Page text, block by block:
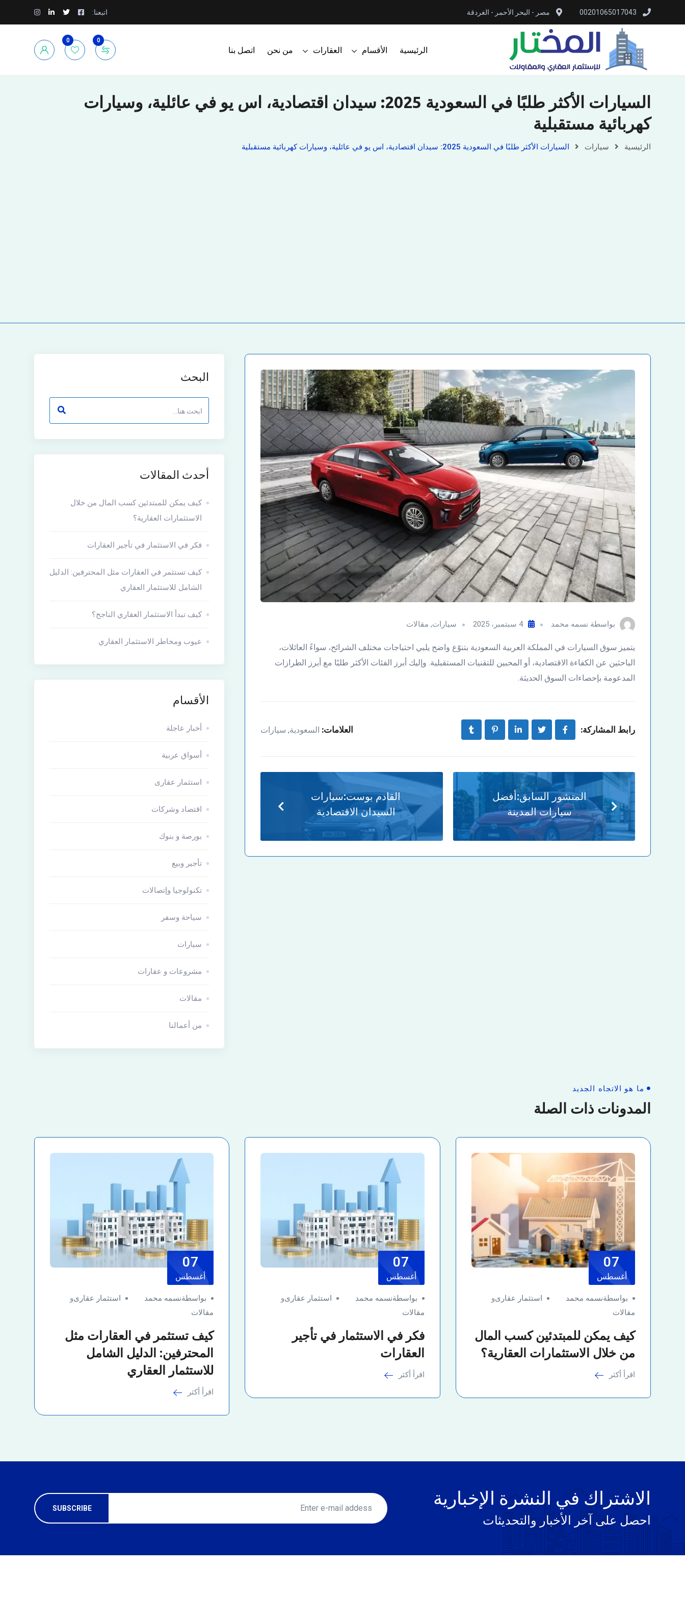
00201065017043 مصر - البحر الأحمر - الغردقة اتبعنا:
الرئيسية الأقسام العقارات من نحن اتصل بنا
0
0
السيارات الأكثر طلبًا في السعودية 2025: سيدان اقتصادية، اس يو في عائلية، وسيارات
كهربائية مستقبلية
الرئيسية سيارات السيارات الأكثر طلبًا في السعودية 2025: سيدان اقتصادية، اس يو في عائلية، وسيارات كهربائية مستقبلية
بواسطة نسمه محمد 4 سبتمبر، 2025 سيارات, مقالات
يتميز سوق السيارات في المملكة العربية السعودية بتنوّع واضح يلبي احتياجات مختلف الشرائح، سواءً العائلات،
الباحثين عن الكفاءة الاقتصادية، أو المحبين للتقنيات المستقبلية. وإليك أبرز الفئات الأكثر طلبًا مع أبرز الطرازات
المدعومة بإحصاءات السوق الحديثة.
رابط المشاركة: العلامات: السعودية, سيارات
المنشور السابق:أفضل
سيارات المدينة
القادم بوست:سيارات
السيدان الاقتصادية
البحث
أحدث المقالات
كيف يمكن للمبتدئين كسب المال من خلال
الاستثمارات العقارية؟
فكر في الاستثمار في تأجير العقارات
كيف تستثمر في العقارات مثل المحترفين: الدليل
الشامل للاستثمار العقاري
كيف تبدأ الاستثمار العقاري الناجح؟
عيوب ومخاطر الاستثمار العقاري
الأقسام
أخبار عاجلة
أسواق عربية
استثمار عقارى
اقتصاد وشركات
بورصة و بنوك
تأجير وبيع
تكنولوجيا وإتصالات
سياحة وسفر
سيارات
مشروعات و عقارات
مقالات
من أعمالنا
ما هو الاتجاه الجديد
المدونات ذات الصلة
07
أغسطس
بواسطةنسمه محمد استثمار عقارىو
مقالات
كيف يمكن للمبتدئين كسب المال
من خلال الاستثمارات العقارية؟
اقرأ أكثر
07
أغسطس
بواسطةنسمه محمد استثمار عقارىو
مقالات
فكر في الاستثمار في تأجير
العقارات
اقرأ أكثر
07
أغسطس
بواسطةنسمه محمد استثمار عقارىو
مقالات
كيف تستثمر في العقارات مثل
المحترفين: الدليل الشامل
للاستثمار العقاري
اقرأ أكثر
الاشتراك في النشرة الإخبارية
احصل على آخر الأخبار والتحديثات